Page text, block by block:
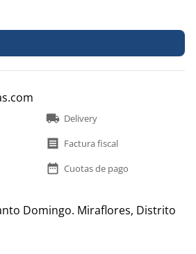
local_shipping Delivery
receipt Factura fiscal
date_range Cuotas de pago
Domingo. Miraflores, Distrito